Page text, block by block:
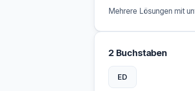
Mehrere Lösungen mit
2 Buchstaben
ED